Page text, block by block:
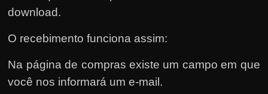
download.
O recebimento funciona assim:
Na página de compras existe um campo em que
você nos informará um e-mail.